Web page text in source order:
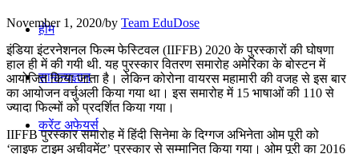
होम
सामान्यज्ञान
करेंट अफेयर्स
November 1, 2020/by Team EduDose
इंडिया इंटरनेशनल फिल्म फेस्टिवल (IIFFB) 2020 के पुरस्कारों की घोषणा
हाल ही में की गयी थी. यह पुरस्कार वितरण समारोह अमेरिका के बोस्टन में
आयोजित किया जाता है। लेकिन कोरोना वायरस महामारी की वजह से इस बार
का आयोजन वर्चुअली किया गया था। इस समारोह में 15 भाषाओं की 110 से
ज्यादा फिल्मों को प्रदर्शित किया गया।
IIFFB पुरस्कार समारोह में हिंदी सिनेमा के दिग्गज अभिनेता ओम पूरी को
‘लाइफ टाइम अचीवमेंट’ पुरस्कार से सम्मानित किया गया। ओम पूरी का 2016